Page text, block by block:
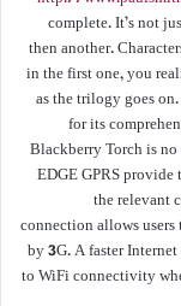
complete. It’s not
then another.
in the first one, you
as the trilogy goes
for its
Blackberry Torch is
EDGE GPRS
the relevant
connection allows users
by 3G. A faster
to WiFi connectivity